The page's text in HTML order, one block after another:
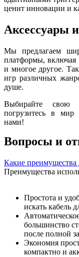
ценит инновации и
Аксессуары
Мы предлагаем
платформы, включая
и многое другое.
игр различных
душе.
Выбирайте свою
погрузитесь в мир
нами!
Вопросы и
Какие преимущества
Преимущества
Простота и
искать кабель
большинство
после полной
Экономия
компактно и